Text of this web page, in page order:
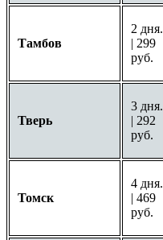
Тамбов
2 дня.
| 299
руб.
Тверь
3 дня.
| 292
руб.
Томск
4 дня.
| 469
руб.